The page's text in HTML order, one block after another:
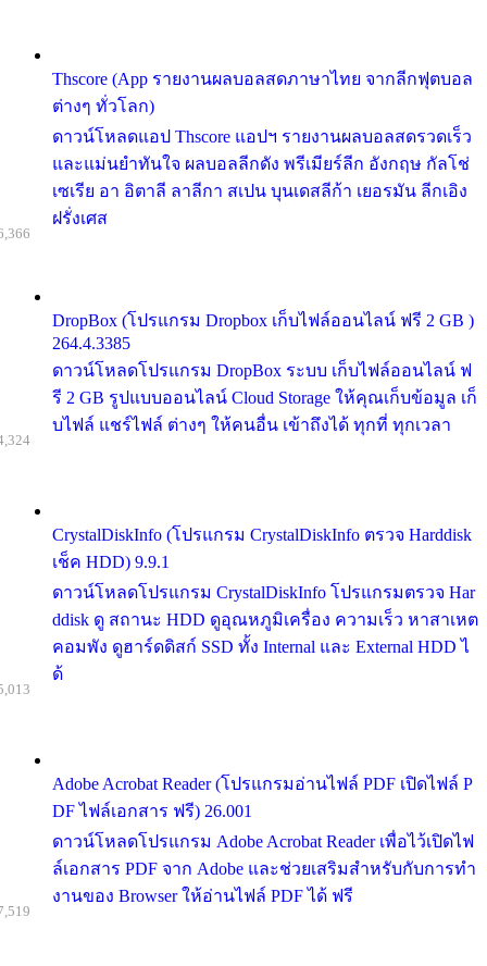
Thscore (App รายงานผลบอลสดภาษาไทย จากลีกฟุตบอล
ต่างๆ ทั่วโลก)
ดาวน์โหลดแอป Thscore แอปฯ รายงานผลบอลสดรวดเร็ว
และแม่นยำทันใจ ผลบอลลีกดัง พรีเมียร์ลีก อังกฤษ กัลโช่
เซเรีย อา อิตาลี ลาลีกา สเปน บุนเดสลีก้า เยอรมัน ลีกเอิง
ฝรั่งเศส
DropBox (โปรแกรม Dropbox เก็บไฟล์ออนไลน์ ฟรี 2 GB )
264.4.3385
ดาวน์โหลดโปรแกรม DropBox ระบบ เก็บไฟล์ออนไลน์ ฟ
รี 2 GB รูปแบบออนไลน์ Cloud Storage ให้คุณเก็บข้อมูล เก็
บไฟล์ แชร์ไฟล์ ต่างๆ ให้คนอื่น เข้าถึงได้ ทุกที่ ทุกเวลา
CrystalDiskInfo (โปรแกรม CrystalDiskInfo ตรวจ Harddisk
เช็ค HDD) 9.9.1
ดาวน์โหลดโปรแกรม CrystalDiskInfo โปรแกรมตรวจ Har
ddisk ดู สถานะ HDD ดูอุณหภูมิเครื่อง ความเร็ว หาสาเหต
คอมพัง ดูฮาร์ดดิสก์ SSD ทั้ง Internal และ External HDD ไ
ด้
Adobe Acrobat Reader (โปรแกรมอ่านไฟล์ PDF เปิดไฟล์ P
DF ไฟล์เอกสาร ฟรี) 26.001
ดาวน์โหลดโปรแกรม Adobe Acrobat Reader เพื่อไว้เปิดไฟ
ล์เอกสาร PDF จาก Adobe และช่วยเสริมสำหรับกับการทำ
งานของ Browser ให้อ่านไฟล์ PDF ได้ ฟรี